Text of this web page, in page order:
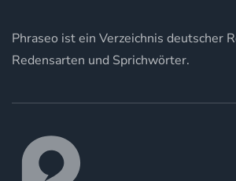
Phraseo ist ein Verzeichnis deutscher
Redensarten und Sprichwörter.